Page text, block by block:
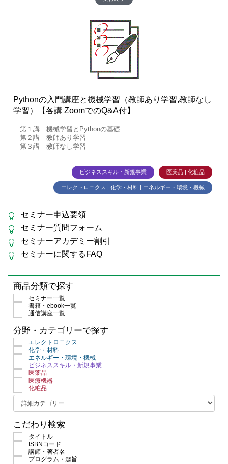
Pythonの入門講座と機械学習（教師あり学習,教師なし
学習）【各講 ZoomでのQ&A付】
第１講 機械学習とPythonの基礎
第２講 教師あり学習
第３講 教師なし学習
ビジネススキル・新規事業 医薬品 | 化粧品
エレクトロニクス | 化学・材料 | エネルギー・環境・機械
セミナー申込要領
セミナー質問フォーム
セミナーアカデミー割引
セミナーに関するFAQ
商品分類で探す
セミナー一覧
書籍・ebook一覧
通信講座一覧
分野・カテゴリーで探す
エレクトロニクス
化学・材料
エネルギー・環境・機械
ビジネススキル・新規事業
医薬品
医療機器
化粧品
こだわり検索
タイトル
ISBNコード
講師・著者名
プログラム・趣旨